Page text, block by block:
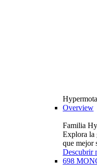
Overview
Familia
Explora la
que mejor
Descubrir
698